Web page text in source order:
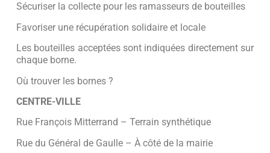
Sécuriser la collecte pour les ramasseurs de bouteilles
Favoriser une récupération solidaire et locale
Les bouteilles acceptées sont indiquées directement sur
chaque borne.
Où trouver les bornes ?
CENTRE-VILLE
Rue François Mitterrand – Terrain synthétique
Rue du Général de Gaulle – À côté de la mairie